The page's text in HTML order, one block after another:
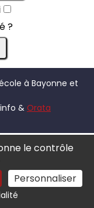
le contrôle
Personnaliser
?
à Bayonne et
info & Orata